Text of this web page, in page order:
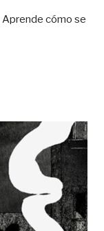
Aprende cómo se